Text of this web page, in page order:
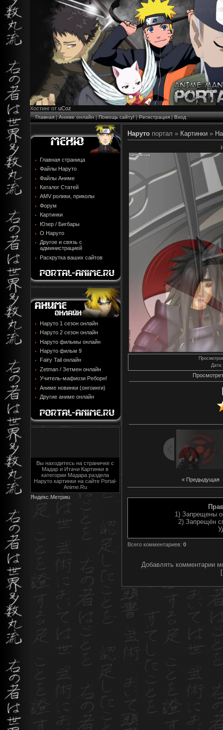
Хостинг от uCoz
Главная|Аниме онлайн|Помощь сайту!|Регистрация|Вход
Главная страница
Файлы Наруто
Файлы Аниме
Каталог Статей
AMV ролики, приколы
Форум
Картинки
Юзер / Бигбары
О Наруто
Другое и связь с
администрацией
Раскрутка ваших сайтов
Наруто 1 сезон онлайн
Наруто 2 сезон онлайн
Наруто фильмы онлайн
Наруто фильм 9
Fairy Tail онлайн
Zetman / Зетмен онлайн
Учитель-мафиози Реборн!
Аниме новинки (онгоинги)
Другие аниме онлайн
Вы находитесь на страничке с
Мадар и Итачи Картинки в
категории Мадара раздела
Наруто картинки на сайте Portal-
Anime.Ru
Наруто портал » Картинки »
Дата:
« Предыдущая
1) Запрещены
2) Запрещён
Всего комментариев: 0
Добавлять комментарии